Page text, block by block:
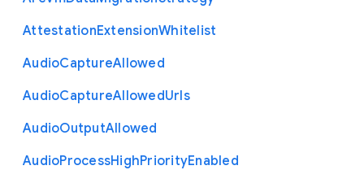
AttestationExtensionWhitelist
AudioCaptureAllowed
AudioCaptureAllowedUrls
AudioOutputAllowed
AudioProcessHighPriorityEnabled